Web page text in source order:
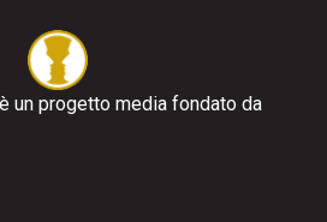
un progetto media fondato da